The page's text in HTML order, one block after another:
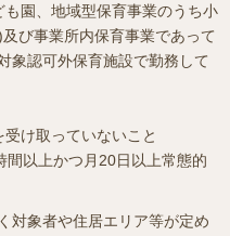
園、地域型保育事業のうち小
び事業所内保育事業であって
象認可外保育施設で勤務して
け取っていないこと
間以上かつ月20日以上常態的
対象者や住居エリア等が定め